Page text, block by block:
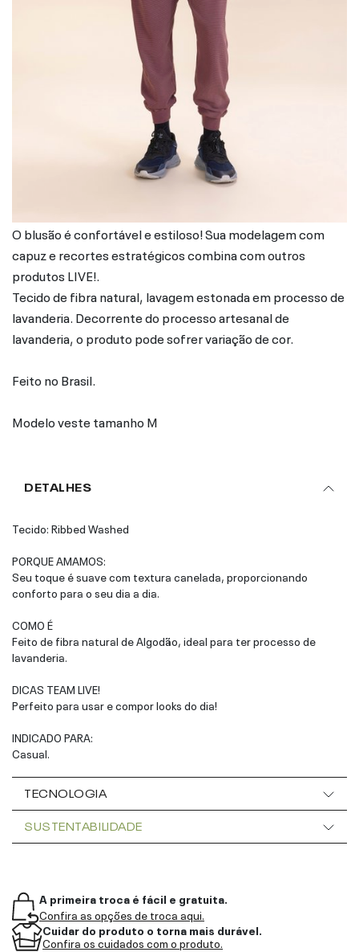
O blusão é confortável e estiloso! Sua modelagem com
capuz e recortes estratégicos combina com outros
produtos LIVE!.
Tecido de fibra natural, lavagem estonada em processo de
lavanderia. Decorrente do processo artesanal de
lavanderia, o produto pode sofrer variação de cor.
Feito no Brasil.
Modelo veste tamanho M
DETALHES
Tecido: Ribbed Washed
PORQUE AMAMOS:
Seu toque é suave com textura canelada, proporcionando
conforto para o seu dia a dia.
COMO É
Feito de fibra natural de Algodão, ideal para ter processo de
lavanderia.
DICAS TEAM LIVE!
Perfeito para usar e compor looks do dia!
INDICADO PARA:
Casual.
TECNOLOGIA
SUSTENTABILIDADE
A primeira troca é fácil e gratuita.
Confira as opções de troca aqui.
Cuidar do produto o torna mais durável.
Confira os cuidados com o produto.